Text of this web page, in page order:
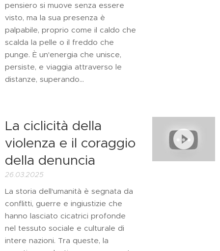
pensiero si muove senza essere
visto, ma la sua presenza è
palpabile, proprio come il caldo che
scalda la pelle o il freddo che
punge. È un'energia che unisce,
persiste, e viaggia attraverso le
distanze, superando...
La ciclicità della
violenza e il coraggio
della denuncia
26.03.2025
La storia dell'umanità è segnata da
conflitti, guerre e ingiustizie che
hanno lasciato cicatrici profonde
nel tessuto sociale e culturale di
intere nazioni. Tra queste, la